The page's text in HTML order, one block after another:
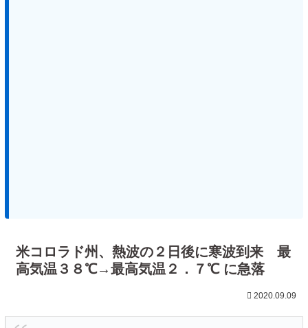
米コロラド州、熱波の２日後に寒波到来 最
高気温３８℃→最高気温２．７℃ に急落
2020.09.09